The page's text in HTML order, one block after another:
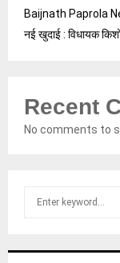
Baijnath Paprola
नई खुदाई : विधायक
Recent
No comments to